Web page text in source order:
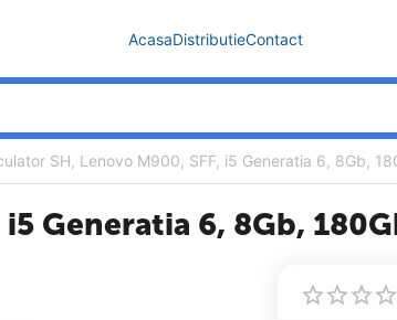
AcasaDistributieContact
SH, Lenovo M900, SFF, i5 Generatia 6, 8Gb,
Generatia 6, 8Gb,